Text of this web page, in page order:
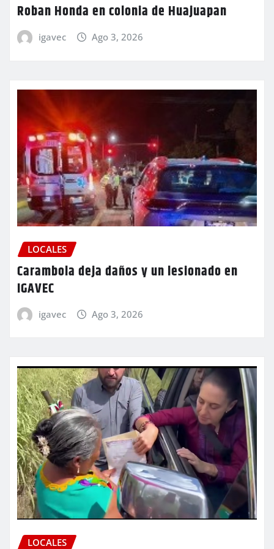
Roban Honda en colonia de Huajuapan
igavec Ago 3, 2026
LOCALES
Carambola deja daños y un lesionado en
IGAVEC
igavec Ago 3, 2026
LOCALES